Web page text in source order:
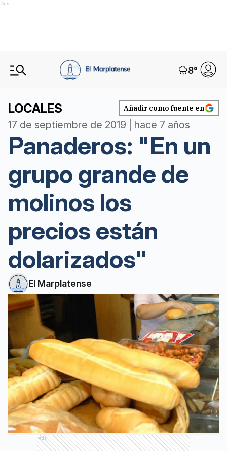
Ads
8°
LOCALES Añadir como fuente en
17 de septiembre de 2019 | hace 7 años
Panaderos: "En un
grupo grande de
molinos los
precios están
dolarizados"
El Marplatense
Ads